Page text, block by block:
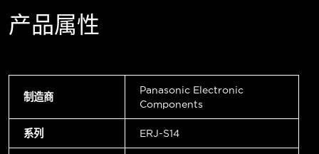
产品属性
制造商
Panasonic Electronic
Components
系列 ERJ-S14